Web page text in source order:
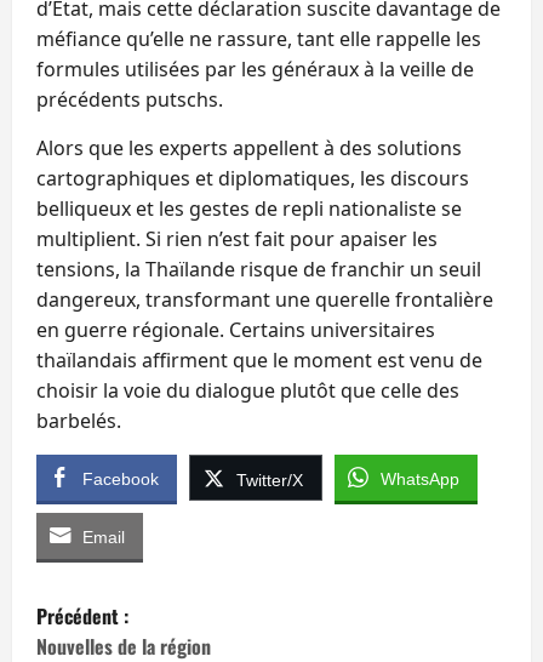
d’État, mais cette déclaration suscite davantage de
méfiance qu’elle ne rassure, tant elle rappelle les
formules utilisées par les généraux à la veille de
précédents putschs.
Alors que les experts appellent à des solutions
cartographiques et diplomatiques, les discours
belliqueux et les gestes de repli nationaliste se
multiplient. Si rien n’est fait pour apaiser les
tensions, la Thaïlande risque de franchir un seuil
dangereux, transformant une querelle frontalière
en guerre régionale. Certains universitaires
thaïlandais affirment que le moment est venu de
choisir la voie du dialogue plutôt que celle des
barbelés.
Facebook Twitter/X WhatsApp
Email
N
Précédent :
Nouvelles de la région